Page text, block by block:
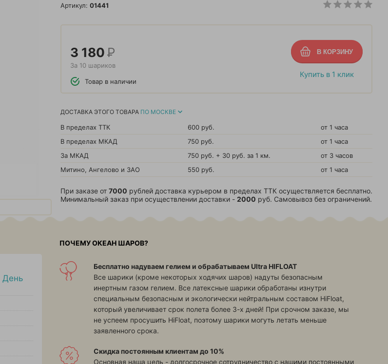
Артикул: 01441
Купить в 1 клик
3 180Р
За 10 шариков
Товар в наличии
ДОСТАВКА ЭТОГО ТОВАРА ПО МОСКВЕ
В пределах ТТК 600 руб.
от 1 часа
В пределах МКАД
750 руб.
от 1 часа
За МКАД
750 руб. + 30 руб. за 1 км.
от 3 часов
Митино, Ангелово и ЗАО
550 руб. от 1 часа
При заказе от 7000 рублей доставка курьером в пределах ТТК осуществляется бесплатно.
Минимальный заказ при осуществлении доставки - 2000 руб. Самовывоз без ограничений.
День
ПОЧЕМУ ОКЕАН ШАРОВ?
Бесплатно надуваем гелием и обрабатываем Ultra HIFLOAT
Все шарики (кроме некоторых ходячих шаров) надуты безопасным
инертным газом гелием. Все латексные шарики обработаны изнутри
специальным безопасным и экологически нейтральным составом HiFloat,
который увеличивает срок полета более 3-х дней! При срочном заказе, мы
не успеем просушить HiFloat, поэтому шарики могуть летать меньше
заявленного срока.
Скидка постоянным клиентам до 10%
Основная наша цель - долгосрочное сотрудничество с нашими постоянными